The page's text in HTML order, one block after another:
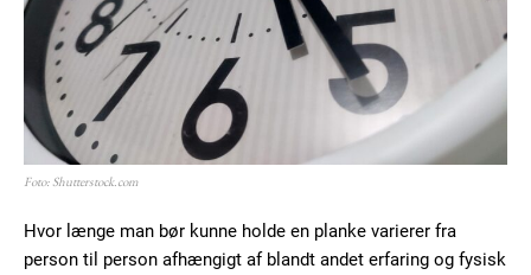
Foto: Shutterstock.com
Hvor længe man bør kunne holde en planke varierer fra
person til person afhængigt af blandt andet erfaring og fysisk